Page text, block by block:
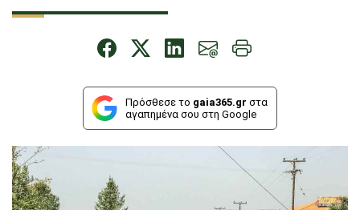
Πρόσθεσε το gaia365.gr στα
αγαπημένα σου στη Google